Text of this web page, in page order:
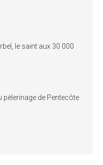
le saint aux 30 000
de Pentecôte